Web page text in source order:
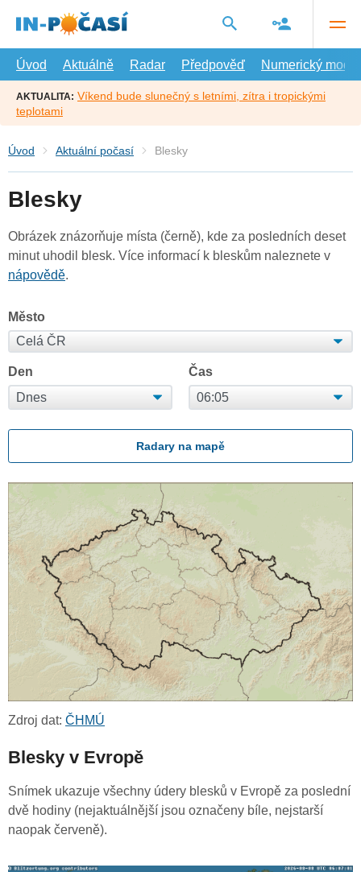
hlavní
Úvod
Aktuálně Radar Předpověď Numerický model
AKTUALITA: Víkend bude slunečný s letními, zítra i tropickými
teplotami
Úvod Aktuální počasí Blesky
Blesky
Obrázek znázorňuje místa (černě), kde za posledních deset
minut uhodil blesk. Více informací k bleskům naleznete v
nápovědě.
Město
Den Čas
Radary na mapě
Zdroj dat: ČHMÚ
Blesky v Evropě
Snímek ukazuje všechny údery blesků v Evropě za poslední
dvě hodiny (nejaktuálnější jsou označeny bíle, nejstarší
naopak červeně).